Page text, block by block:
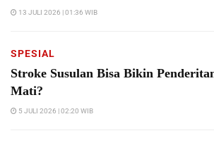
13 JULI 2026 | 01:36 WIB
SPESIAL
Stroke Susulan Bisa Bikin
Mati?
5 JULI 2026 | 02:20 WIB